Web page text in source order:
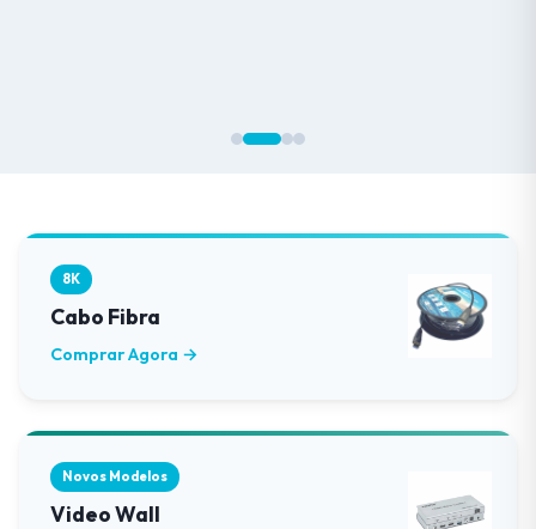
8K
Cabo Fibra
Comprar Agora →
Novos Modelos
Video Wall